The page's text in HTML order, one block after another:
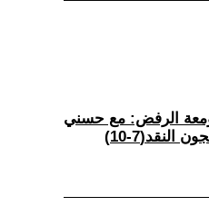
الرفض: مع حسني
10)